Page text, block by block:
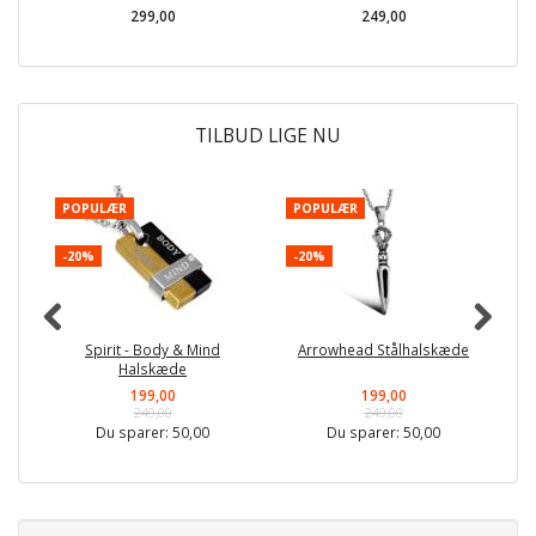
299,00
249,00
TILBUD LIGE NU
POPULÆR
-20%
Spirit - Body & Mind
Halskæde
199,00
249,00
Du sparer: 50,00
POPULÆR
-20%
Arrowhead Stålhalskæde
199,00
249,00
Du sparer: 50,00